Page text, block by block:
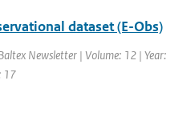
dataset (E-Obs)
Newsletter | Volume: 12 | Year:
17